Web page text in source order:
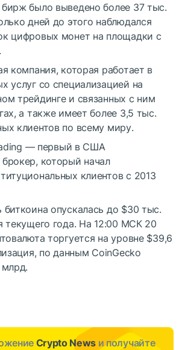
было выведено более 37 тыс.
дней до этого наблюдался
цифровых монет на площадки с
компания, которая работает в
услуг со специализацией на
трейдинге и связанных с ним
а также имеет более 3,5 тыс.
клиентов по всему миру.
— первый в США
который начал
клиентов с 2013
опускалась до $30 тыс.
текущего года. На 12:00 МСК 20
торгуется на уровне $39,6
по данным CoinGecko
млрд.
Crypto News и получайте